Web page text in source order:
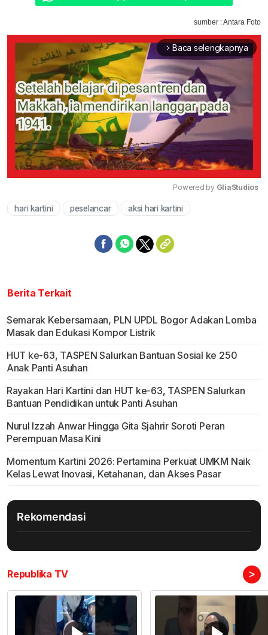
sumber : Antara Foto
arrow_forward_ios Baca selengkapnya
Powered by GliaStudios
hari kartini peselancar aksi hari kartini
Berita Terkait
Semarak Kebersamaan, PLN UPDL Bogor Adakan Lomba
Masak dan Edukasi Kompor Listrik
HUT ke-63, TASPEN Salurkan Bantuan Sosial ke 250
Anak Panti Asuhan
Rayakan Hari Kartini dan HUT ke-63, TASPEN Salurkan
Bantuan Pendidikan untuk Panti Asuhan
Nurul Izzah Anwar Hingga Gita Sjahrir Soroti Peran
Perempuan Masa Kini
Momentum Kartini 2026: Pertamina Perkuat UMKM Naik
Kelas Lewat Inovasi, Ketahanan, dan Akses Pasar
Rekomendasi
Republika TV >